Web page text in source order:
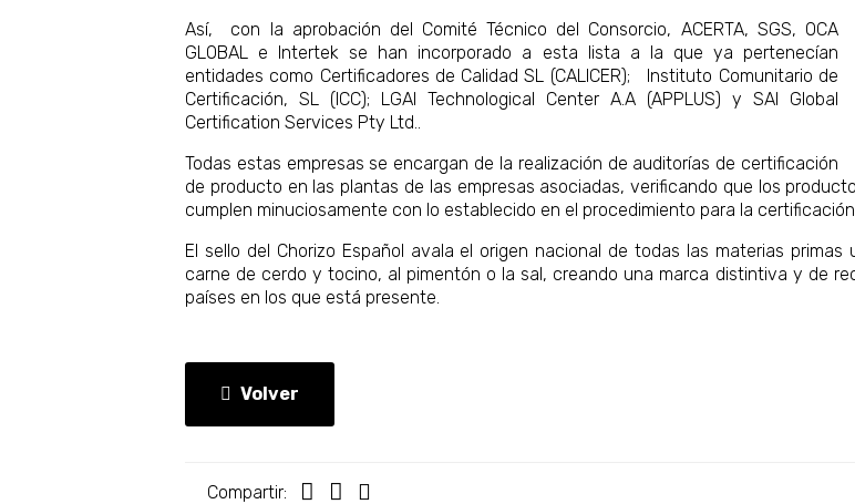
Así, con la aprobación del Comité Técnico del Consorcio, ACERTA, SGS, OCA
GLOBAL e Intertek se han incorporado a esta lista a la que ya pertenecían
entidades como Certificadores de Calidad SL (CALICER); Instituto Comunitario de
Certificación, SL (ICC); LGAI Technological Center A.A (APPLUS) y SAI Global
Certification Services Pty Ltd..
Todas estas empresas se encargan de la realización de auditorías de certificación
de producto en las plantas de las empresas asociadas, verificando que los
cumplen minuciosamente con lo establecido en el procedimiento para la certificación
El sello del Chorizo Español avala el origen nacional de todas las materias
carne de cerdo y tocino, al pimentón o la sal, creando una marca distintiva y de
países en los que está presente.
Volver
Compartir: